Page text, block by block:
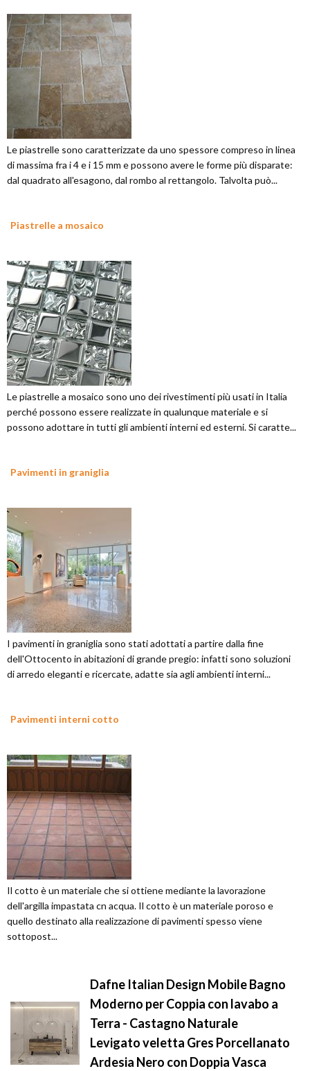
Le piastrelle sono caratterizzate da uno spessore compreso in linea
di massima fra i 4 e i 15 mm e possono avere le forme più disparate:
dal quadrato all'esagono, dal rombo al rettangolo. Talvolta può...
Piastrelle a mosaico
Le piastrelle a mosaico sono uno dei rivestimenti più usati in Italia
perché possono essere realizzate in qualunque materiale e si
possono adottare in tutti gli ambienti interni ed esterni. Si caratte...
Pavimenti in graniglia
I pavimenti in graniglia sono stati adottati a partire dalla fine
dell'Ottocento in abitazioni di grande pregio: infatti sono soluzioni
di arredo eleganti e ricercate, adatte sia agli ambienti interni...
Pavimenti interni cotto
Il cotto è un materiale che si ottiene mediante la lavorazione
dell'argilla impastata cn acqua. Il cotto è un materiale poroso e
quello destinato alla realizzazione di pavimenti spesso viene
sottopost...
Dafne Italian Design Mobile Bagno
Moderno per Coppia con lavabo a
Terra - Castagno Naturale
Levigato veletta Gres Porcellanato
Ardesia Nero con Doppia Vasca